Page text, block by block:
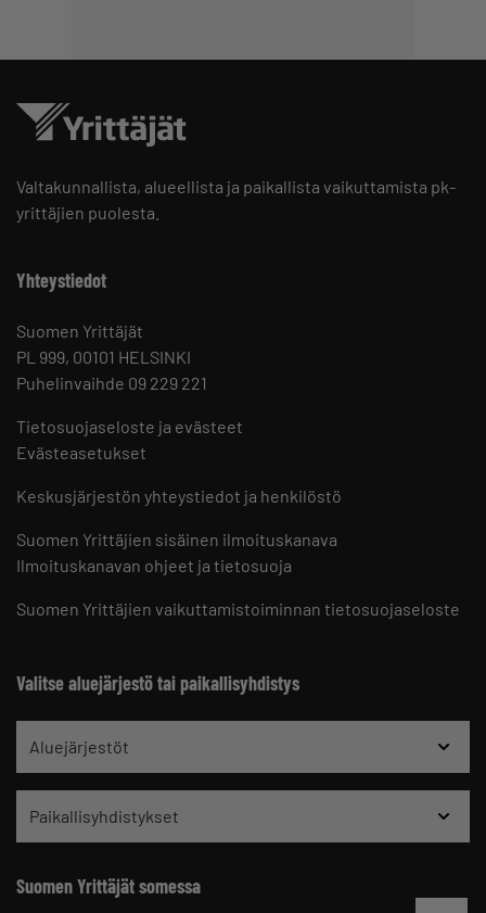
Valtakunnallista, alueellista ja paikallista vaikuttamista pk-
yrittäjien puolesta.
Yhteystiedot
Suomen Yrittäjät
PL 999, 00101 HELSINKI
Puhelinvaihde 09 229 221
Tietosuojaseloste ja evästeet
Evästeasetukset
Keskusjärjestön yhteystiedot ja henkilöstö
Suomen Yrittäjien sisäinen ilmoituskanava
Ilmoituskanavan ohjeet ja tietosuoja
Suomen Yrittäjien vaikuttamistoiminnan tietosuojaseloste
Valitse aluejärjestö tai paikallisyhdistys
Aluejärjestöt
Paikallisyhdistykset
Suomen Yrittäjät somessa